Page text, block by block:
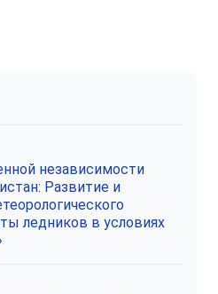
независимости
Развитие и
ледников в условиях